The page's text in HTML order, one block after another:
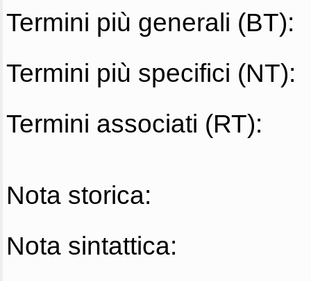
Termini più generali (BT):
Termini più specifici (NT):
Termini associati (RT):
Nota storica:
Nota sintattica: